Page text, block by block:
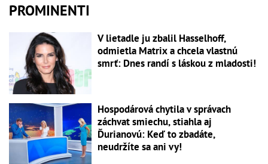
PROMINENTI
V lietadle ju zbalil Hasselhoff,
odmietla Matrix a chcela vlastnú
smrť: Dnes randí s láskou z mladosti!
Hospodárová chytila v správach
záchvat smiechu, stiahla aj
Ďurianovú: Keď to zbadáte,
neudržíte sa ani vy!